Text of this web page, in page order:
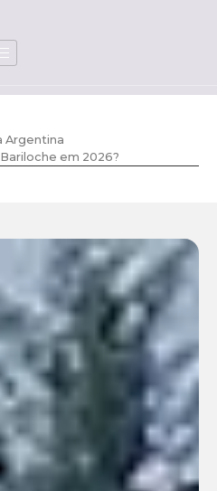
Argentina
em 2026?